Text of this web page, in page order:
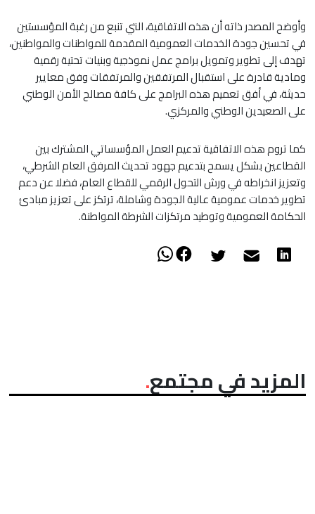
وأوضح المصدر ذاته أن هذه الاتفاقية، التي تنبع من رغبة المؤسستين
في تحسين جودة الخدمات العمومية المقدمة للمواطنات والمواطنين،
تهدف إلى تطوير وتمويل برامج عمل نموذجية وبنيات تحتية رقمية
ومادية قادرة على استقبال المرتفقين والمرتفقات وفق معايير
حديثة، في أفق تعميم هذه البرامج على كافة مصالح الأمن الوطني
على الصعيدين الوطني والمركزي.
كما تروم هذه الاتفاقية تدعيم العمل المؤسساتي المشترك بين
القطاعين بشكل يسمح بتدعيم جهود تحديث المرفق العام الشرطي،
وتعزيز انخراطه في ورش التحول الرقمي للقطاع العام، فضلا عن دعم
تطوير خدمات عمومية عالية الجودة وشاملة، ترتكز على تعزيز مبادئ
الحكامة العمومية وتوطيد مرتكزات الشرطة المواطنة.
المزيد في مجتمع